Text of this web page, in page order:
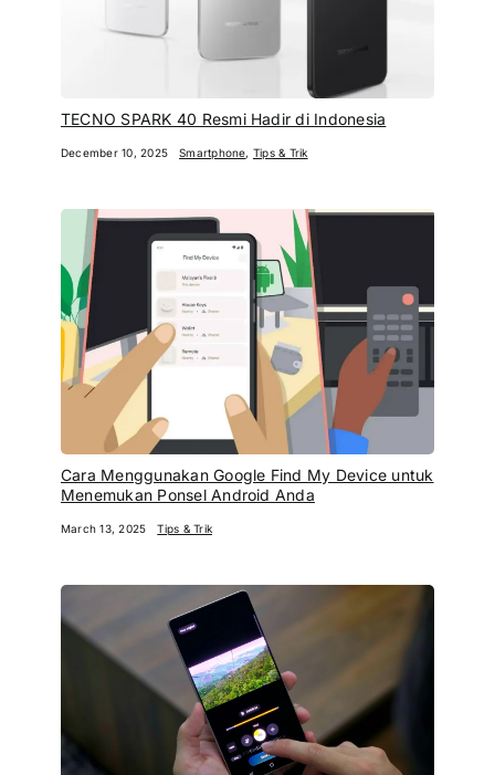
TECNO SPARK 40 Resmi Hadir di Indonesia
December 10, 2025 Smartphone, Tips & Trik
Cara Menggunakan Google Find My Device untuk
Menemukan Ponsel Android Anda
March 13, 2025 Tips & Trik